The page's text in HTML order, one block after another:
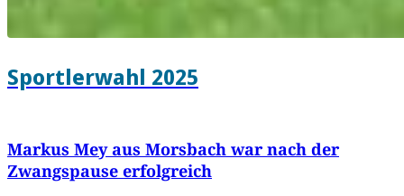
Sportlerwahl 2025
Markus Mey aus Morsbach war nach der
Zwangspause erfolgreich